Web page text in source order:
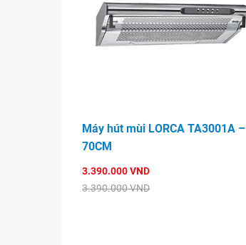
Máy hút mùi LORCA TA3001A –
70CM
3.390.000 VND
3.390.000 VND